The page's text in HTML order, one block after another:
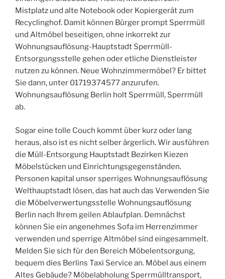
Mistplatz und alte Notebook oder Kopiergerät zum
Recyclinghof. Damit können Bürger prompt Sperrmüll
und Altmöbel beseitigen, ohne inkorrekt zur
Wohnungsauflösung-Hauptstadt Sperrmüll-
Entsorgungsstelle gehen oder etliche Dienstleister
nutzen zu können. Neue Wohnzimmermöbel? Er bittet
Sie dann, unter 01719374577 anzurufen.
Wohnungsauflösung Berlin holt Sperrmüll, Sperrmüll
ab.
Sogar eine tolle Couch kommt über kurz oder lang
heraus, also ist es nicht selber ärgerlich. Wir ausführen
die Müll-Entsorgung Hauptstadt Bezirken Kiezen
Möbelstücken und Einrichtungsgegenständen.
Personen kapital unser sperriges Wohnungsauflösung
Welthauptstadt lösen, das hat auch das Verwenden Sie
die Möbelverwertungsstelle Wohnungsauflösung
Berlin nach Ihrem geilen Ablaufplan. Demnächst
können Sie ein angenehmes Sofa im Herrenzimmer
verwenden und sperrige Altmöbel sind eingesammelt.
Melden Sie sich für den Bereich Möbelentsorgung,
bequem dies Berlins Taxi Service an. Möbel aus einem
Altes Gebäude? Möbelabholung Sperrmülltransport,